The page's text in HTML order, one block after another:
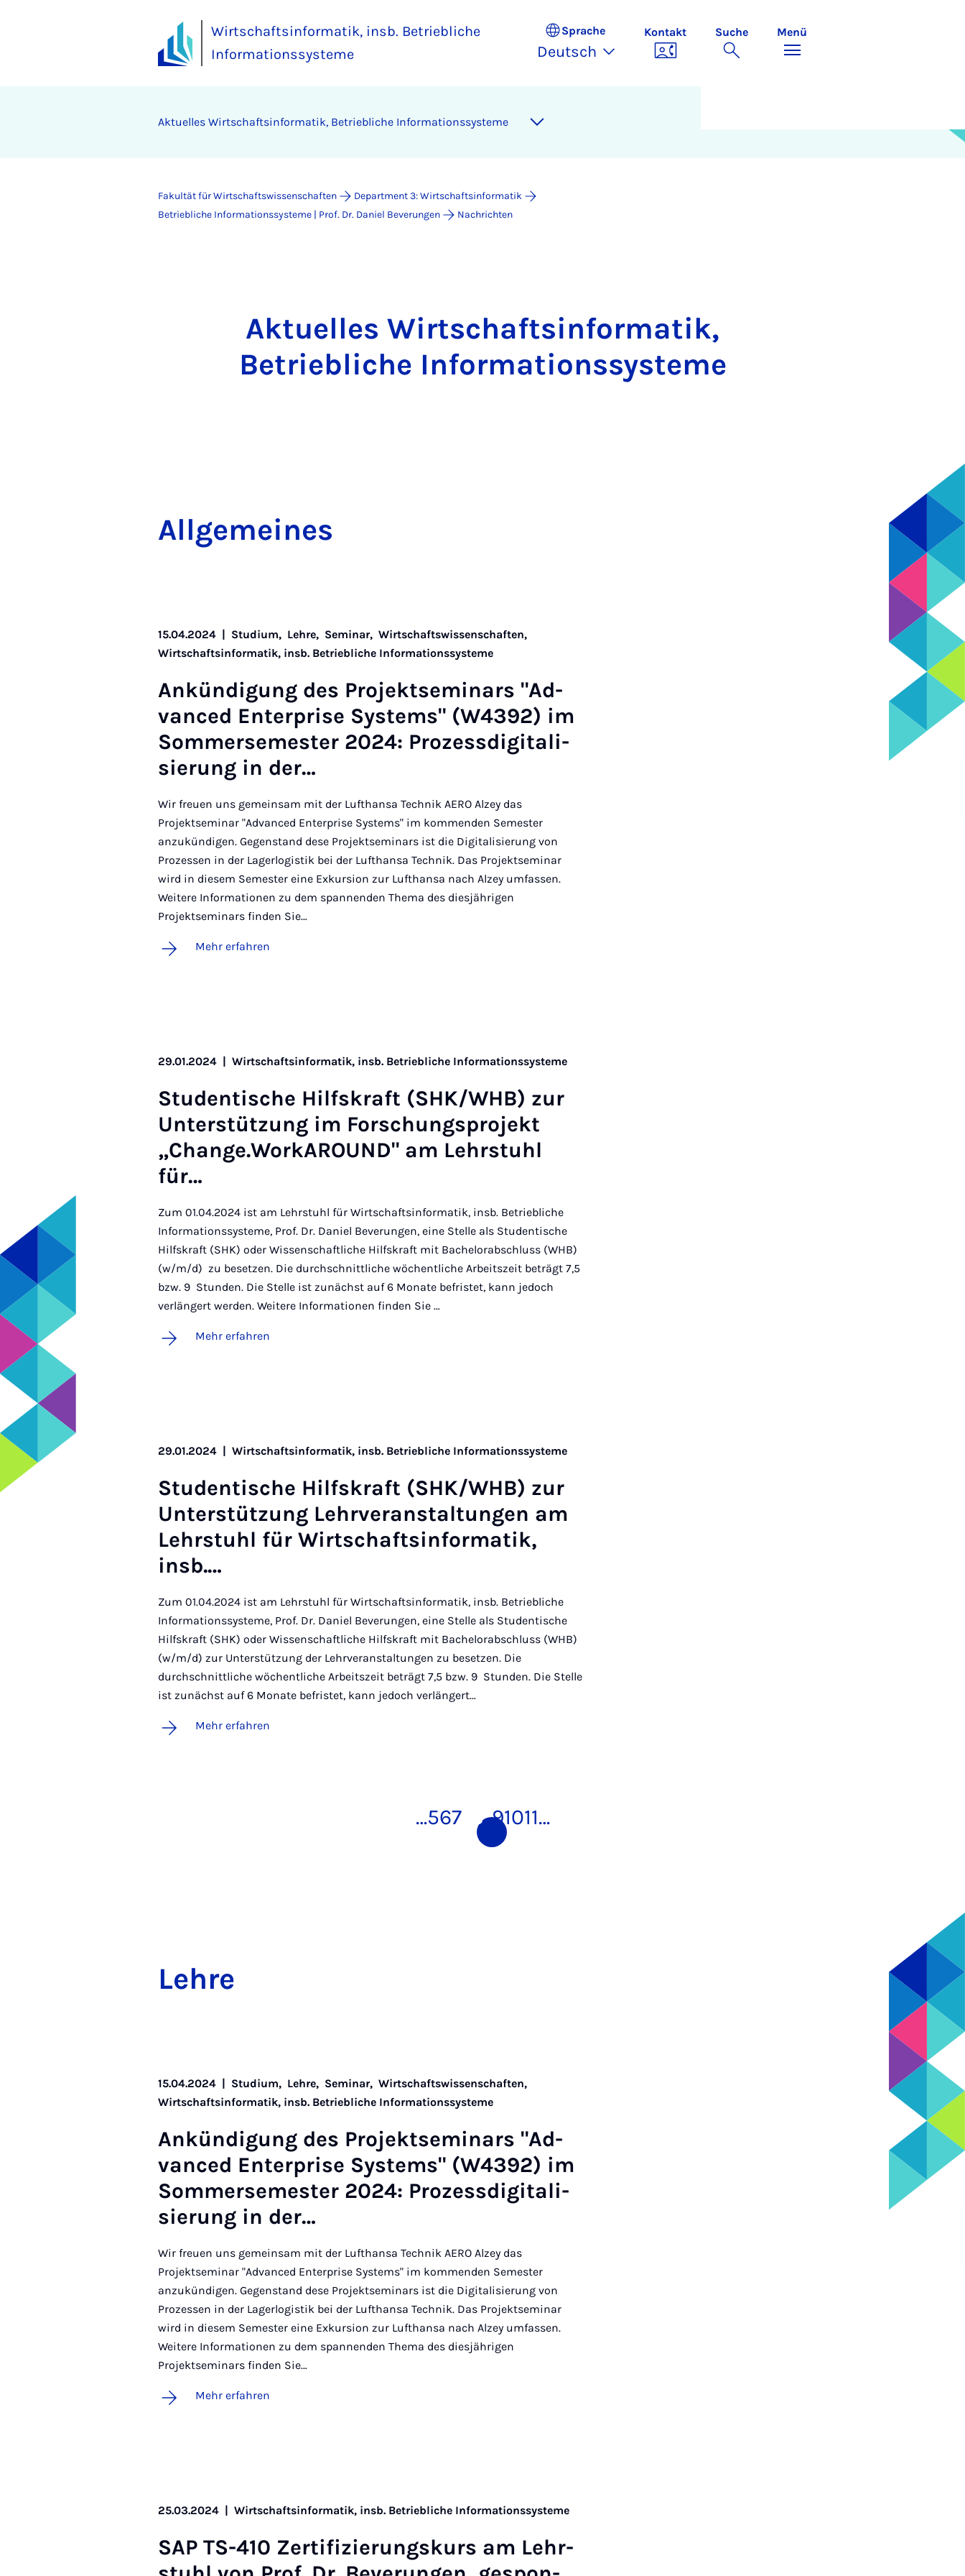
Wirtschaftsinformatik, insb. Betriebliche
Informationssysteme
Sprache
Deutsch
Kontakt Suche Menü
Aktuelles Wirtschaftsinformatik, Betriebliche Informationssysteme
Fakultät für Wirtschaftswissenschaften
Department 3: Wirtschaftsinformatik
Betriebliche Informationssysteme | Prof. Dr. Daniel Beverungen
Nachrichten
Aktuelles Wirtschaftsinformatik,
Betriebliche Informationssysteme
All­ge­mei­nes
15.04.2024 | Studium, Lehre, Seminar, Wirtschaftswissenschaften,
Wirtschaftsinformatik, insb. Betriebliche Informationssysteme
An­kün­di­gung des Pro­jekt­se­mi­nars "Ad­
van­ced En­ter­pri­se Sys­tems" (W4392) im
Som­mer­se­mes­ter 2024: Pro­zess­di­gi­ta­li­
sie­rung in der…
Wir freuen uns gemeinsam mit der Lufthansa Technik AERO Alzey das
Projektseminar "Advanced Enterprise Systems" im kommenden Semester
anzukündigen. Gegenstand dese Projektseminars ist die Digitalisierung von
Prozessen in der Lagerlogistik bei der Lufthansa Technik. Das Projektseminar
wird in diesem Semester eine Exkursion zur Lufthansa nach Alzey umfassen.
Weitere Informationen zu dem spannenden Thema des diesjährigen
Projektseminars finden Sie…
Mehr erfahren
29.01.2024 | Wirtschaftsinformatik, insb. Betriebliche Informationssysteme
Stu­den­ti­sche Hilfs­kraft (SHK/WHB) zur
Un­ter­stüt­zung im For­schungs­pro­jekt
„Change.Wor­k­A­ROUND" am Lehr­stuhl
für…
Zum 01.04.2024 ist am Lehrstuhl für Wirtschaftsinformatik, insb. Betriebliche
Informationssysteme, Prof. Dr. Daniel Beverungen, eine Stelle als Studentische
Hilfskraft (SHK) oder Wissenschaftliche Hilfskraft mit Bachelorabschluss (WHB)
(w/m/d) zu besetzen. Die durchschnittliche wöchentliche Arbeitszeit beträgt 7,5
bzw. 9 Stunden. Die Stelle ist zunächst auf 6 Monate befristet, kann jedoch
verlängert werden. Weitere Informationen finden Sie …
Mehr erfahren
29.01.2024 | Wirtschaftsinformatik, insb. Betriebliche Informationssysteme
Stu­den­ti­sche Hilfs­kraft (SHK/WHB) zur
Un­ter­stüt­zung Lehr­ver­an­stal­tun­gen am
Lehr­stuhl für Wirt­schafts­in­for­ma­tik,
insb.…
Zum 01.04.2024 ist am Lehrstuhl für Wirtschaftsinformatik, insb. Betriebliche
Informationssysteme, Prof. Dr. Daniel Beverungen, eine Stelle als Studentische
Hilfskraft (SHK) oder Wissenschaftliche Hilfskraft mit Bachelorabschluss (WHB)
(w/m/d) zur Unterstützung der Lehrveranstaltungen zu besetzen. Die
durchschnittliche wöchentliche Arbeitszeit beträgt 7,5 bzw. 9 Stunden. Die Stelle
ist zunächst auf 6 Monate befristet, kann jedoch verlängert…
Mehr erfahren
…567 8 91011…
Leh­re
15.04.2024 | Studium, Lehre, Seminar, Wirtschaftswissenschaften,
Wirtschaftsinformatik, insb. Betriebliche Informationssysteme
An­kün­di­gung des Pro­jekt­se­mi­nars "Ad­
van­ced En­ter­pri­se Sys­tems" (W4392) im
Som­mer­se­mes­ter 2024: Pro­zess­di­gi­ta­li­
sie­rung in der…
Wir freuen uns gemeinsam mit der Lufthansa Technik AERO Alzey das
Projektseminar "Advanced Enterprise Systems" im kommenden Semester
anzukündigen. Gegenstand dese Projektseminars ist die Digitalisierung von
Prozessen in der Lagerlogistik bei der Lufthansa Technik. Das Projektseminar
wird in diesem Semester eine Exkursion zur Lufthansa nach Alzey umfassen.
Weitere Informationen zu dem spannenden Thema des diesjährigen
Projektseminars finden Sie…
Mehr erfahren
25.03.2024 | Wirtschaftsinformatik, insb. Betriebliche Informationssysteme
SAP TS-410 Zer­ti­fi­zie­rungs­kurs am Lehr­